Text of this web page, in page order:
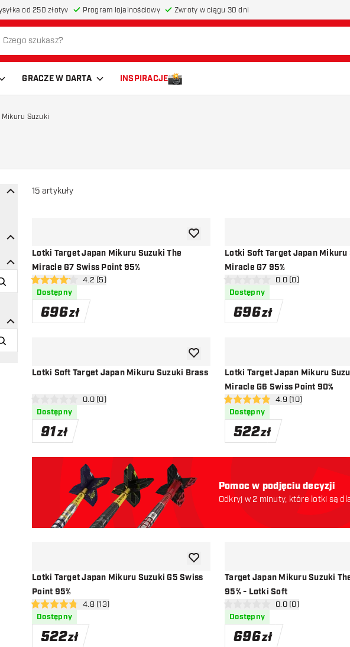
od 250 złotyv Program lojalnościowy Zwroty w ciągu 30 dni
GRACZE W DARTA INSPIRACJE
Mikuru Suzuki
15 artykuły
Lotki Target Japan Mikuru Suzuki The
Miracle G7 Swiss Point 95%
otwórz panel recenzji
4.2 gwiazdki oceny
4.2 (5)
Dostępny
696zł
dodaj do listy życzeń
Lotki Soft Target Japan Mikuru
Miracle G7 95%
otwórz panel recenzji
0 gwiazdki oceny0.0 (0)
Dostępny
696zł
Lotki Soft Target Japan Mikuru Suzuki Brass
otwórz panel recenzji
0 gwiazdki oceny0.0 (0)
Dostępny
91zł
dodaj do listy życzeń
Lotki Target Japan Mikuru
Miracle G6 Swiss Point 90%
otwórz panel recenzji
4.9 gwiazdki oceny
4.9 (10)
Dostępny
522zł
Lotki Target Japan Mikuru Suzuki G5 Swiss
Point 95%
otwórz panel recenzji
4.8 gwiazdki oceny
4.8 (13)
Dostępny
522zł
dodaj do listy życzeń
Target Japan Mikuru Suzuki
95% - Lotki Soft
otwórz panel recenzji
0 gwiazdki oceny0.0 (0)
Dostępny
696zł
Pomoc w podjęciu decyzji
Odkryj w 2 minuty, które lotki są